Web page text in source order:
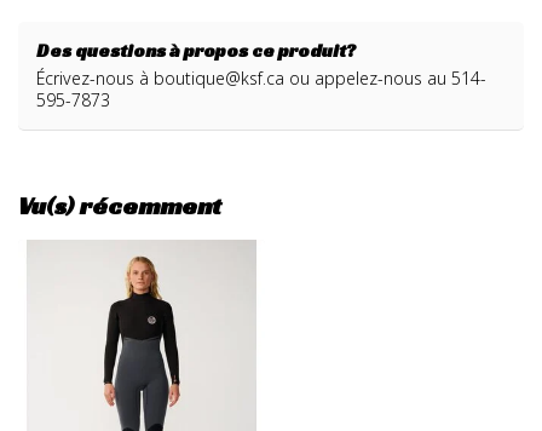
Des questions à propos ce produit?
Écrivez-nous à boutique@ksf.ca ou appelez-nous au 514-
595-7873
Vu(s) récemment